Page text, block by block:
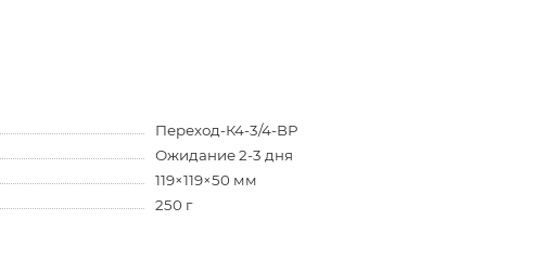
Переход-К4-3/4-ВР
Ожидание 2-3 дня
119×119×50 мм
250 г